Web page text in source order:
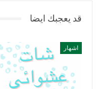
قد يعجبك ايضا
اشهار